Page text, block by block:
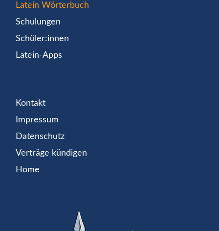
Latein Wörterbuch
Schulungen
Schüler:innen
Latein-Apps
Kontakt
Impressum
Datenschutz
Verträge kündigen
Home